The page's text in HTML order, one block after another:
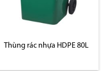
Thùng rác nhựa HDPE 80L